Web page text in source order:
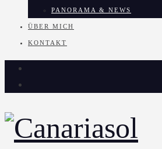
PANORAMA & NEWS
ÜBER MICH
KONTAKT